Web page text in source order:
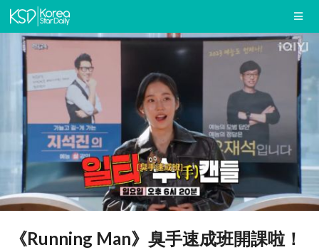
《Running Man》臭手速成班開課啦！